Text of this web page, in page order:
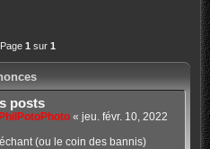
1 sur 1
posts
PhilPotoPhoto« jeu. févr. 10, 2022
(ou le coin des bannis)